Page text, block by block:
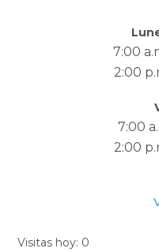
7:00
2:00
7:00
2:00
Visitas hoy: 0